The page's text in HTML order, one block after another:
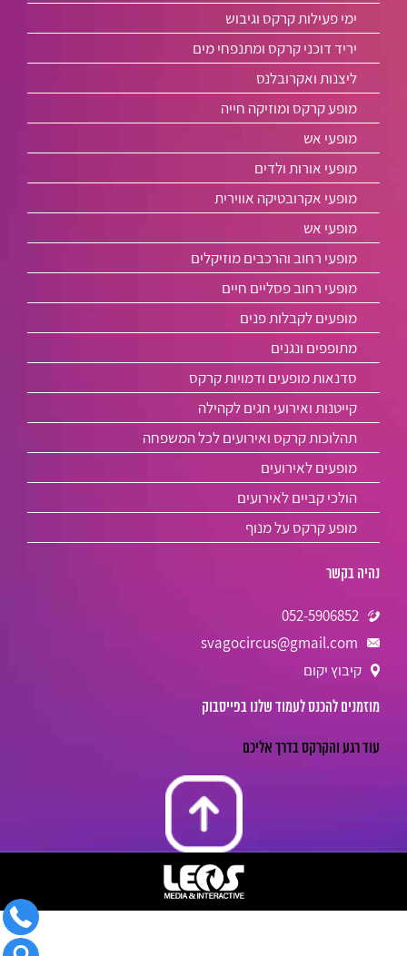
ימי פעילות קרקס וגיבוש
יריד דוכני קרקס ומתנפחי מים
ליצנות ואקרובלנס
מופע קרקס ומוזיקה חייה
מופעי אש
מופעי אורות ולדים
מופעי אקרובטיקה אווירית
מופעי אש
מופעי רחוב והרכבים מוזיקלים
מופעי רחוב פסליים חיים
מופעים לקבלות פנים
מתופפים ונגנים
סדנאות מופעים ודמויות קרקס
קייטנות ואירועי חגים לקהילה
תהלוכות קרקס ואירועים לכל המשפחה
מופעים לאירועים
הולכי קביים לאירועים
מופע קרקס על מנוף
נהיה בקשר
052-5906852
svagocircus@gmail.com
קיבוץ יקום
מוזמנים להכנס לעמוד שלנו בפייסבוק